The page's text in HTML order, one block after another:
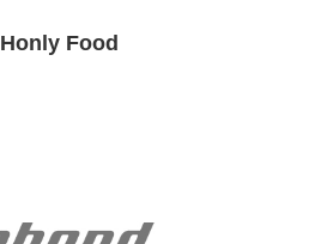
Honly Food